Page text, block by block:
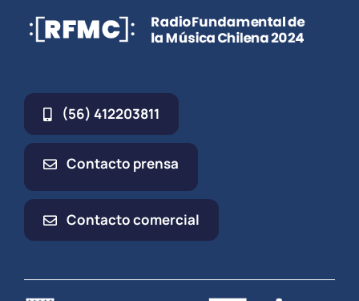
(56) 412203811
Contacto prensa
Contacto comercial